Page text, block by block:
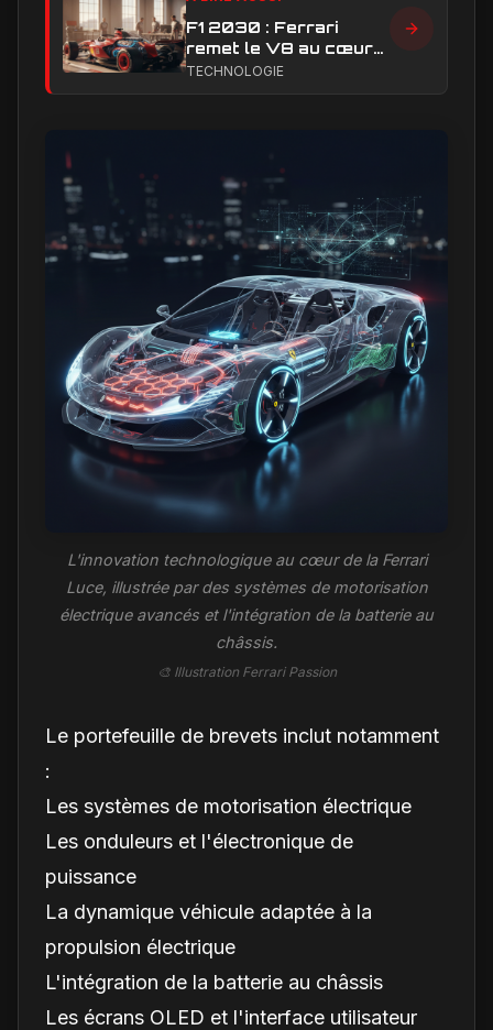
F1 2030 : Ferrari
remet le V8 au cœur
du débat sur l’avenir
TECHNOLOGIE
L'innovation technologique au cœur de la Ferrari
Luce, illustrée par des systèmes de motorisation
électrique avancés et l'intégration de la batterie au
châssis.
🎨 Illustration Ferrari Passion
Le portefeuille de brevets inclut notamment
:
Les systèmes de motorisation électrique
Les onduleurs et l'électronique de
puissance
La dynamique véhicule adaptée à la
propulsion électrique
L'intégration de la batterie au châssis
Les écrans OLED et l'interface utilisateur